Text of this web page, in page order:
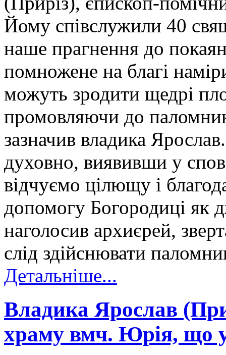
Йому співслужили 40
наше прагнення до
помножене на благі
можуть зродити щедрі
промовляючи до
зазначив владика
духовно, виявивши у
відчуємо цілющу і
допомогу Богородиці як
наголосив архиєрей,
слід здійснювати
Детальніше...
Владика Ярослав
храму вмч. Юрія, що